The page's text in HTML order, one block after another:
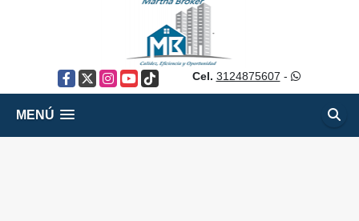
Facebook
X Instagram
YouTube
TikTok Cel. 3124875607 -
MENÚ